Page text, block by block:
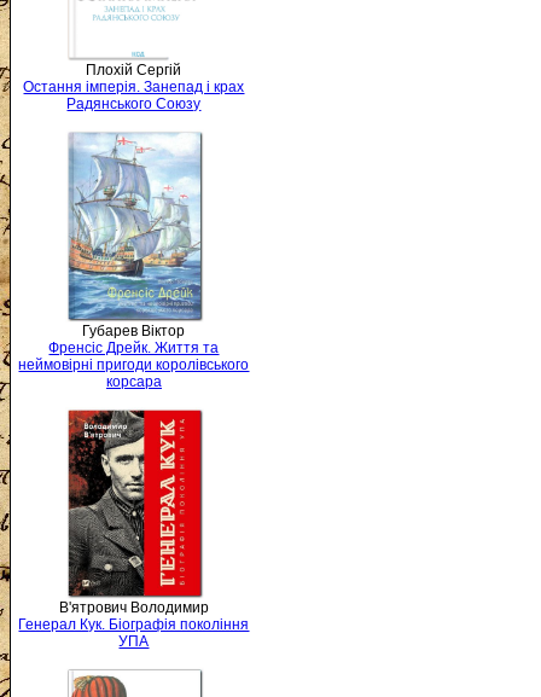
Плохій Сергій
Остання імперія. Занепад і крах
Радянського Союзу
Губарев Віктор
Френсіс Дрейк. Життя та
неймовірні пригоди королівського
корсара
В'ятрович Володимир
Генерал Кук. Біографія покоління
УПА